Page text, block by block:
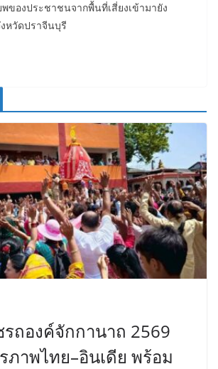
ของประชาชนจากพื้นที่เสี่ยงเข้ามายัง
หวัดปราจีนบุรี
ถองค์จักกานาถ 2569
าพไทย–อินเดีย พร้อม